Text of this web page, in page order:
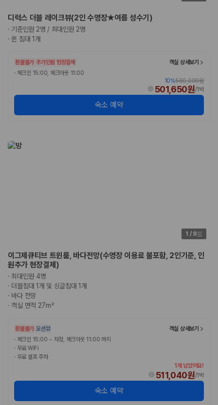
디럭스 더블 레이크뷰(2인 수영장★여름 성수기)
· 기준인원 2명 / 최대인원 2명
·퀸 침대 1개
환불불가 추가인원 현장결제
객실 상세보기
· 체크인 15:00, 체크아웃 11:00
10%560,000원
501,650원/1박
숙소 예약
1 / 9
이그제큐티브 트윈룸, 바다전망(수영장 이용료 불포함, 2인기준, 인
원추가 현장결제)
· 최대인원 4명
· 더블침대 1개 및 싱글침대 1개
· 바다 전망
·객실 면적 27m²
환불불가 오션뷰
객실 상세보기
· 체크인 15:00 ~ 자정, 체크아웃 11:00 까지
· 무료 WiFi
· 무료 셀프 주차
1개 남았어요!
511,040원/1박
숙소 예약